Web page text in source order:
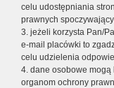
celu udostępniania
prawnych
3. jeżeli korzysta Pan/
e-mail placówki to
celu udzielenia
4. dane osobowe
organom ochrony